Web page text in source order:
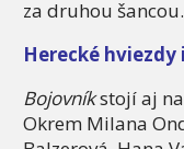
za druhou šancou.
Herecké
Bojovníkstojí aj
Okrem Milana